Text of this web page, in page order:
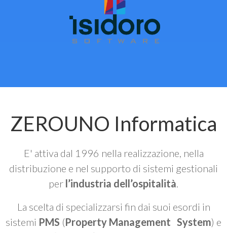
ZEROUNO Informatica
E' attiva dal 1996 nella realizzazione, nella
distribuzione e nel supporto di sistemi gestionali
per l’industria dell’ospitalità
La scelta di specializzarsi fin dai suoi esordi in
sistemi PMS (Property Management System) e